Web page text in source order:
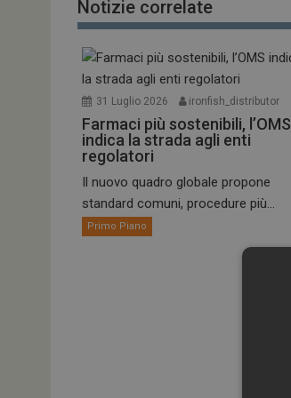
Notizie correlate
31 Luglio 2026 ironfish_distributor
Farmaci più sostenibili, l’OMS
indica la strada agli enti
regolatori
Il nuovo quadro globale propone
standard comuni, procedure più...
Primo Piano